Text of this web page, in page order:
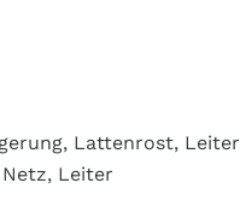
Lattenrost, Leiter
Leiter